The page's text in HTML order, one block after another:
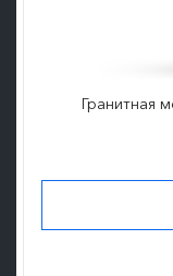
Гранитная